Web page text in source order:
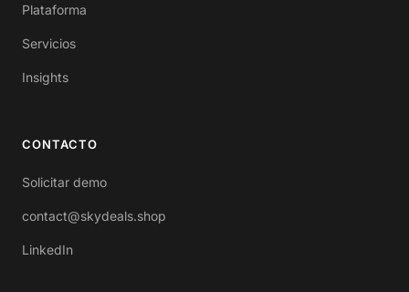
Plataforma
Servicios
Insights
CONTACTO
Solicitar demo
contact@skydeals.shop
LinkedIn